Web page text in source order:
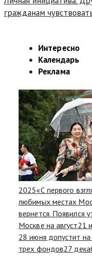
гражданам
Интересно
Календарь
Реклама
2025«С первого
любимых местах
вернется. Появился
Москве на август21
28 июня допустит
трех фондов27